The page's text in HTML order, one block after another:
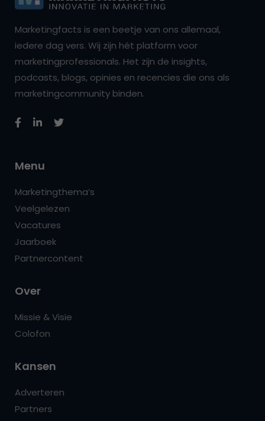
Marketingfacts is een beetje van ons allemaal,
iedere dag vers. Wij zijn hét platform voor
marketingprofessionals. Het zijn de insights,
podcasts, blogs, opinies en recencies die ons als
marketingcommunity binden.
Menu
Marketingthema’s
Veelgelezen
Vacatures
Jaarboek
Partnercontent
Over
Missie & Visie
Colofon
Kansen
Adverteren
Partners